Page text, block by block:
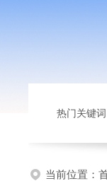
热门关键词
当前位置：